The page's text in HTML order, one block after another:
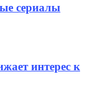
сериалы
интерес к